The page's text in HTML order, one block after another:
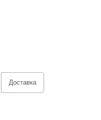
Доставка